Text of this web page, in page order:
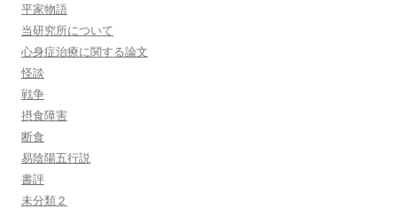
平家物語
当研究所について
心身症治療に関する論文
怪談
戦争
摂食障害
断食
易陰陽五行説
書評
未分類２